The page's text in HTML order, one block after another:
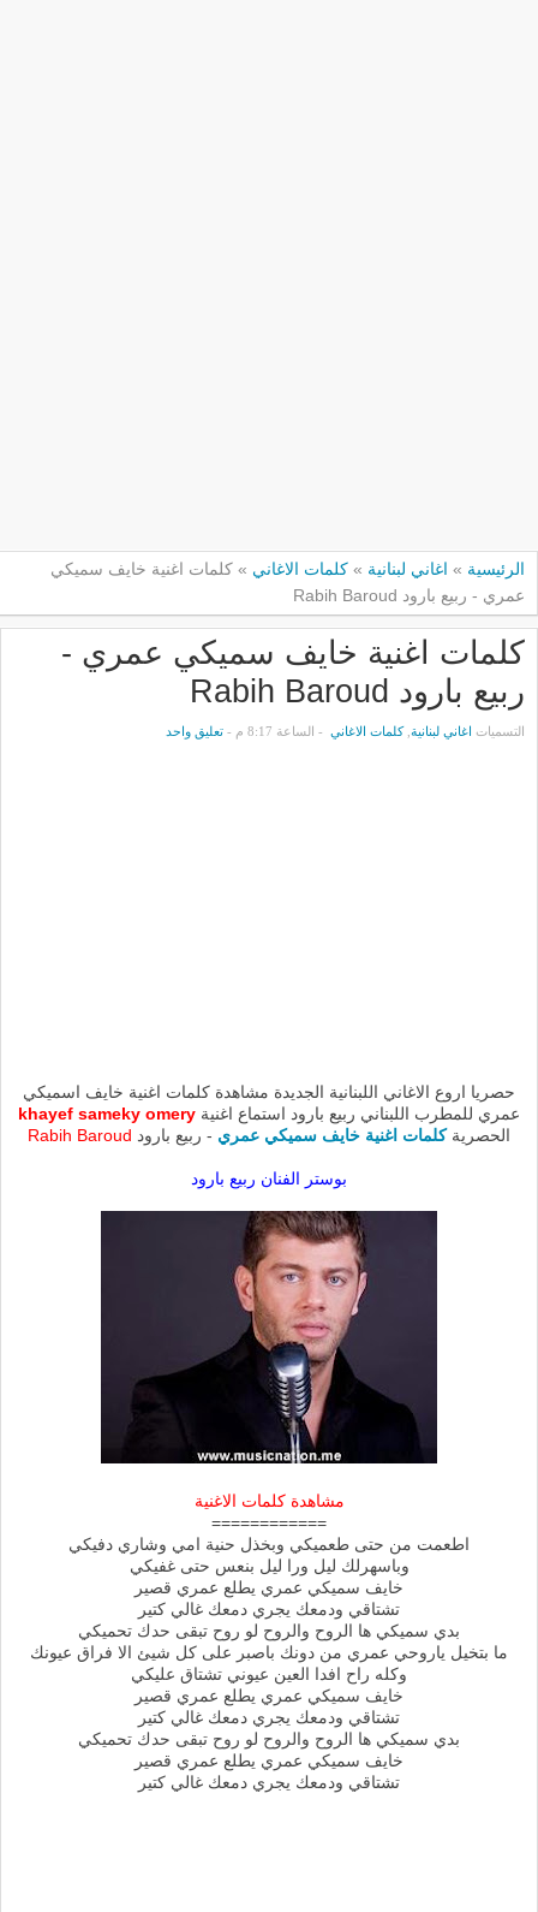
الرئيسية » اغاني لبنانية » كلمات الاغاني » كلمات اغنية خايف سميكي
عمري - ربيع بارود Rabih Baroud
كلمات اغنية خايف سميكي عمري -
ربيع بارود Rabih Baroud
التسميات اغاني لبنانية ,كلمات الاغاني - الساعة 8:17 م - تعليق واحد
حصريا اروع الاغاني اللبنانية الجديدة مشاهدة كلمات اغنية خايف اسميكي
عمري للمطرب اللبناني ربيع بارود استماع اغنية khayef sameky omery
الحصريةكلمات اغنية خايف سميكي عمري - ربيع بارود Rabih Baroud
بوستر الفنان ربيع بارود
مشاهدة كلمات الاغنية
============
اطعمت من حتى طعميكي وبخذل حنية امي وشاري دفيكي
وباسهرلك ليل ورا ليل بنعس حتى غفيكي
خايف سميكي عمري يطلع عمري قصير
تشتاقي ودمعك يجري دمعك غالي كتير
بدي سميكي ها الروح والروح لو روح تبقى حدك تحميكي
ما بتخيل ياروحي عمري من دونك باصبر على كل شيئ الا فراق عيونك
وكله راح افدا العين عيوني تشتاق عليكي
خايف سميكي عمري يطلع عمري قصير
تشتاقي ودمعك يجري دمعك غالي كتير
بدي سميكي ها الروح والروح لو روح تبقى حدك تحميكي
خايف سميكي عمري يطلع عمري قصير
تشتاقي ودمعك يجري دمعك غالي كتير